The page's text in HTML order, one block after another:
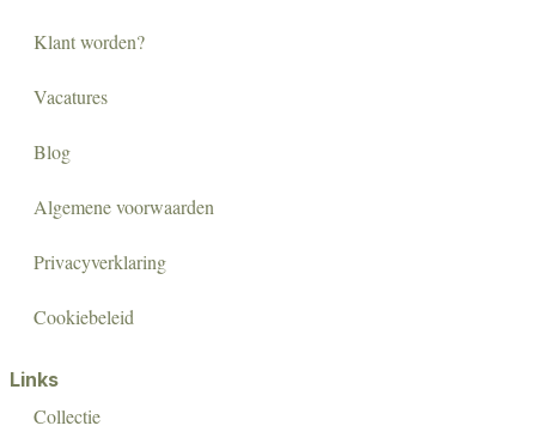
Klant worden?
Vacatures
Blog
Algemene voorwaarden
Privacyverklaring
Cookiebeleid
Links
Collectie